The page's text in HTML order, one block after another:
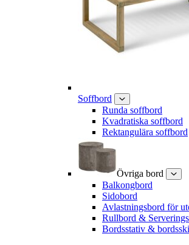
Soffbord
Runda soffbord
Kvadratiska soffbord
Rektangulära soffbord
Övriga bord
Balkongbord
Sidobord
Avlastningsbord för
Rullbord &
Bordsstativ &